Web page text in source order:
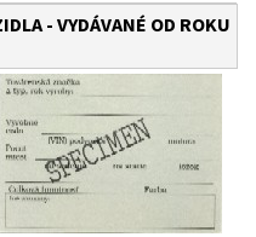
- VYDÁVANÉ OD ROKU